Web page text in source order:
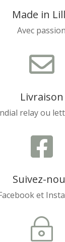
Made in
Avec passion

Livraison
relay ou

Suivez-
et
~